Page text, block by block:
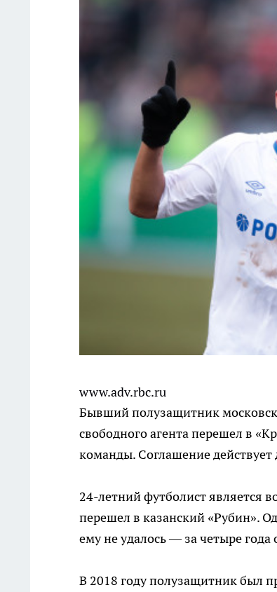
www.adv.rbc.ru
Бывший полузащитник
свободного агента перешел в
команды. Соглашение действует
24-летний футболист является
перешел в казанский «Рубин».
ему не удалось — за четыре
В 2018 году полузащитник был